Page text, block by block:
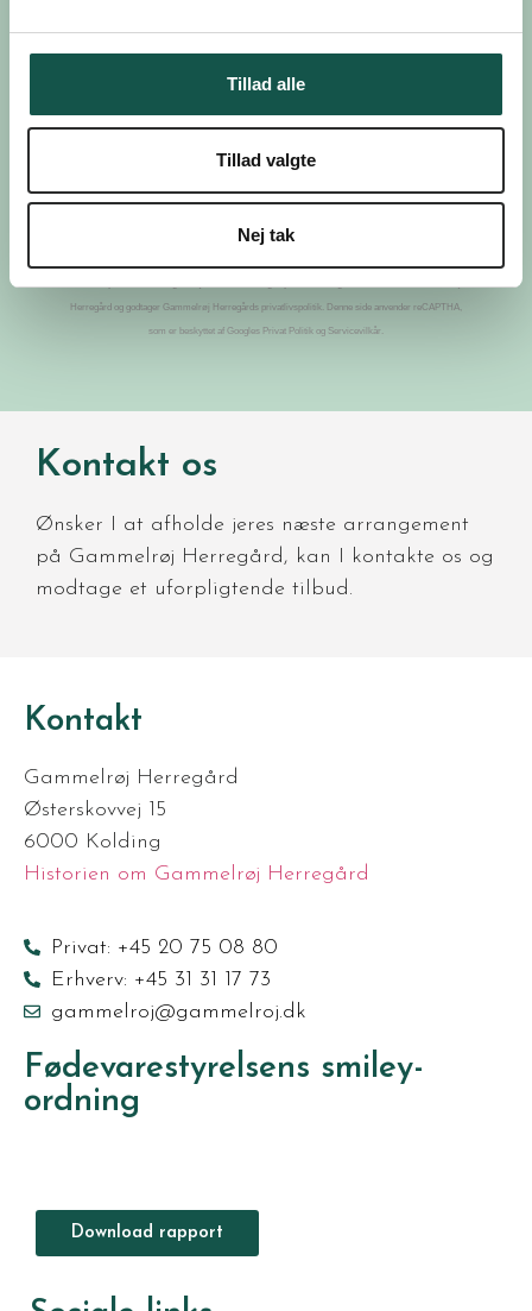
Tillad alle
Tillad valgte
Nej tak
Kontakt os
Ønsker I at afholde jeres næste arrangement
på Gammelrøj Herregård, kan I kontakte os og
modtage et uforpligtende tilbud.
Kontakt
Gammelrøj Herregård
Østerskovvej 15
6000 Kolding
Historien om Gammelrøj Herregård
Privat: +45 20 75 08 80
Erhverv: +45 31 31 17 73
gammelroj@gammelroj.dk
Fødevarestyrelsens smiley-
ordning
Download rapport